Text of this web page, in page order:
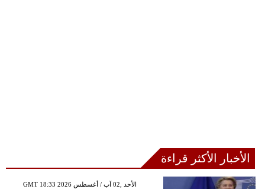
الأخبار الأكثر قراءة
GMT 18:33 2026 الأحد ,02 آب / أغسطس